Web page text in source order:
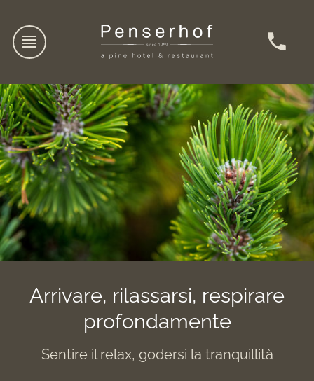
Arrivare, rilassarsi, respirare
profondamente
Sentire il relax, godersi la tranquillità